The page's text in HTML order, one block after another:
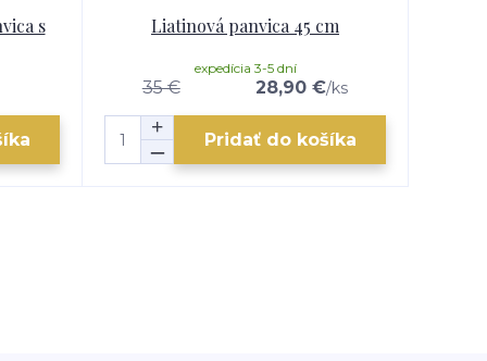
s
Liatinová panvica 45 cm
35 € 28,90 €/ks
expedícia 3-5 dní
Pridať do košíka